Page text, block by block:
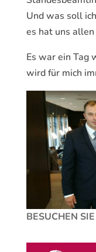
Und was soll
es hat uns
Es war ein Tag
wird für mich
BESUCHEN